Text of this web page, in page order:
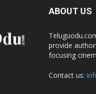
ABOUT US
provide
focusing
Contact us: